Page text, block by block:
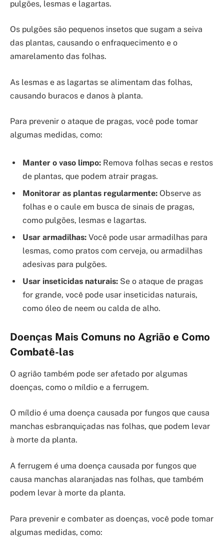
pulgões, lesmas e lagartas.
Os pulgões são pequenos insetos que sugam a seiva
das plantas, causando o enfraquecimento e o
amarelamento das folhas.
As lesmas e as lagartas se alimentam das folhas,
causando buracos e danos à planta.
Para prevenir o ataque de pragas, você pode tomar
algumas medidas, como:
Manter o vaso limpo: Remova folhas secas e restos
de plantas, que podem atrair pragas.
Monitorar as plantas regularmente: Observe as
folhas e o caule em busca de sinais de pragas,
como pulgões, lesmas e lagartas.
Usar armadilhas: Você pode usar armadilhas para
lesmas, como pratos com cerveja, ou armadilhas
adesivas para pulgões.
Usar inseticidas naturais: Se o ataque de pragas
for grande, você pode usar inseticidas naturais,
como óleo de neem ou calda de alho.
Doenças Mais Comuns no Agrião e Como
Combatê-las
O agrião também pode ser afetado por algumas
doenças, como o míldio e a ferrugem.
O míldio é uma doença causada por fungos que causa
manchas esbranquiçadas nas folhas, que podem levar
à morte da planta.
A ferrugem é uma doença causada por fungos que
causa manchas alaranjadas nas folhas, que também
podem levar à morte da planta.
Para prevenir e combater as doenças, você pode tomar
algumas medidas, como: